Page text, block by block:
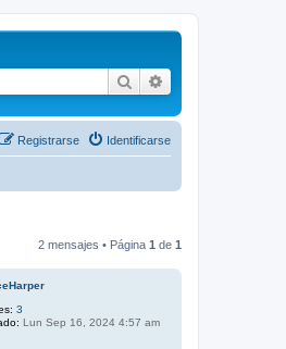
Buscar
Identificarse
Registrarse
2 mensajes • Página 1 de 1
3
Lun Sep 16, 2024 4:57 am